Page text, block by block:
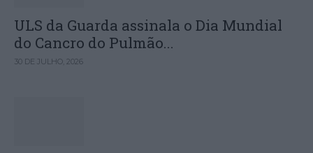
ULS da Guarda assinala o Dia Mundial
do Cancro do Pulmão...
30 DE JULHO, 2026